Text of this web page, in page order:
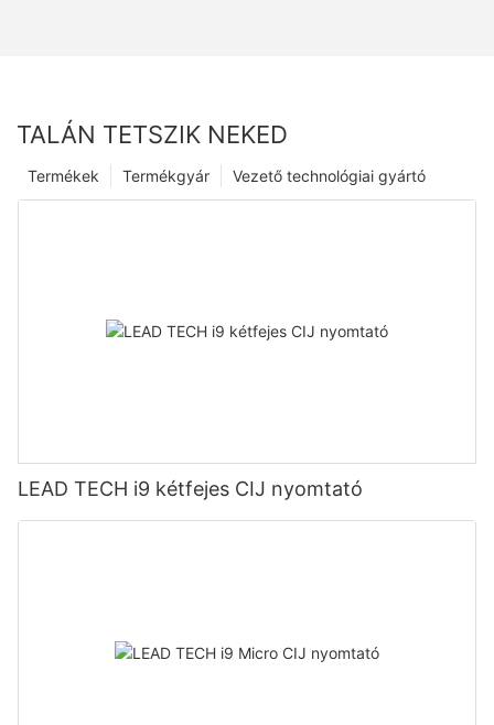
TALÁN TETSZIK NEKED
Vezető technológiai gyártó
Termékgyár
Termékek
LEAD TECH i9 kétfejes CIJ nyomtató